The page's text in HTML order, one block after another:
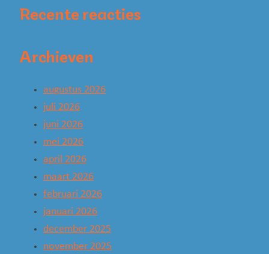
Recente reacties
Archieven
augustus 2026
juli 2026
juni 2026
mei 2026
april 2026
maart 2026
februari 2026
januari 2026
december 2025
november 2025